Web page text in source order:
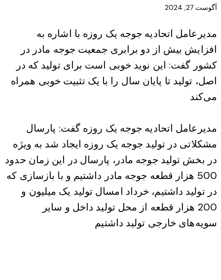
آگوست 27, 2024
مدیرعامل اتحادیه جوجه یک روزه با اشاره به
افزایش بیش از دو برابری جمعیت جوجه مادر در
کشور گفت: این نوید خوبی است برای تولید که در
اصل، تولید تا پایان سال را با یک تثبیت خوبی همراه
می‌کند
مدیرعامل اتحادیه جوجه یک روزه گفت: پارسال
مشکلاتی در تولید جوجه یک روزه ایجاد شد به ویژه
در بخش تولید جوجه مادر، پارسال در این زمان حدود
500 هزار قطعه جوجه مادر داشتیم و با بازسازی که
در تولید داشتیم، خرداد امسال تولید یک میلیون و
200 هزار قطعه از محل تولید داخل و سایر
سویه‌های خارجی تولید داشتیم